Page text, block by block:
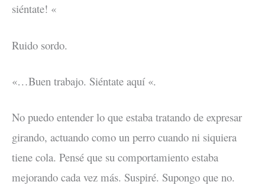
siéntate! «
Ruido sordo.
«…Buen trabajo. Siéntate aquí «.
No puedo entender lo que estaba tratando de expresar
girando, actuando como un perro cuando ni siquiera
tiene cola. Pensé que su comportamiento estaba
mejorando cada vez más. Suspiré. Supongo que no.